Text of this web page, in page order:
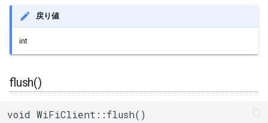
戻り値
int
flush()
void WiFiClient::flush()